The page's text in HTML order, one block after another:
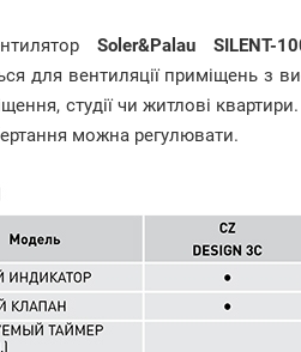
Soler&Palau SILENT-
для вентиляції приміщень з
студії чи житлові
можна регулювати.